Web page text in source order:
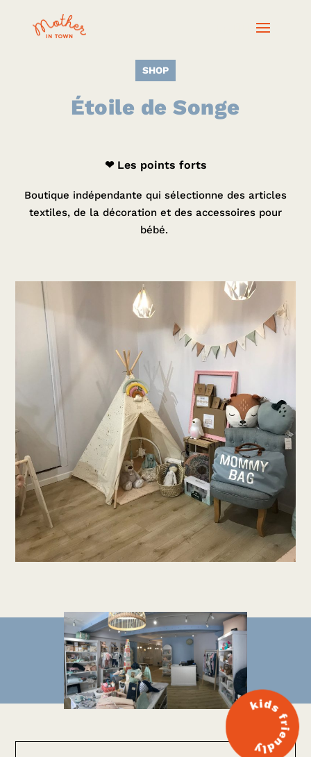
SHOP
Étoile de Songe
❤ Les points forts
Boutique indépendante qui sélectionne des articles
textiles, de la décoration et des accessoires pour
bébé.